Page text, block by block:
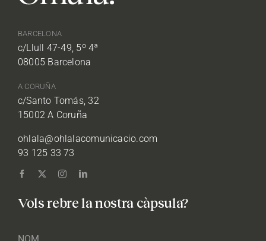
BARCELONA
c/Llull 47-49, 5º 4ª
08005 Barcelona
A CORUÑA
c/Santo Tomás, 32
15002 A Coruña
ohlala@ohlalacomunicacio.com
93 125 33 73
Vols rebre la nostra càpsula?